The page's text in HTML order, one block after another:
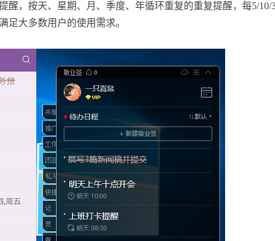
醒，按天、星期、月、季度、年循环重复的重复提醒，每5/10/
足大多数用户的使用需求。